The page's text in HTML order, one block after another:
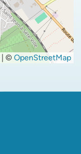
© OpenStreetMap